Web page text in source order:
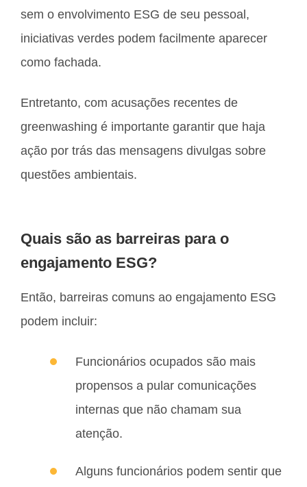
sem o envolvimento ESG de seu pessoal,
iniciativas verdes podem facilmente aparecer
como fachada.
Entretanto, com acusações recentes de
greenwashing é importante garantir que haja
ação por trás das mensagens divulgas sobre
questões ambientais.
Quais são as barreiras para o
engajamento ESG?
Então, barreiras comuns ao engajamento ESG
podem incluir:
Funcionários ocupados são mais
propensos a pular comunicações
internas que não chamam sua
atenção.
Alguns funcionários podem sentir que